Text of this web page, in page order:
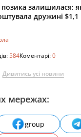
залишилася:
дружині
584Коментарі:0
Дивитись усі новини
мережах:
group